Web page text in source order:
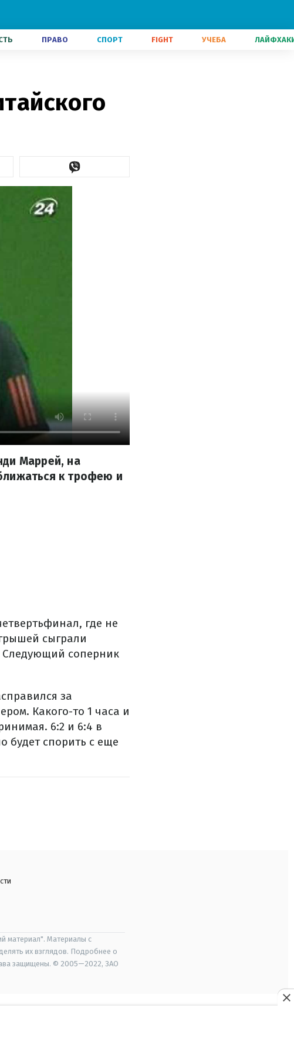
ПРАВО СПОРТ FIGHT УЧЕБА
Маррей, на
к трофею и
где не
сыграли
Следующий соперник
за
Какого-то 1 часа и
6:2 и 6:4 в
будет спорить с еще
материал". Материалы с
их взглядов. Подробнее о
защищены. © 2005—2022, ЗАО